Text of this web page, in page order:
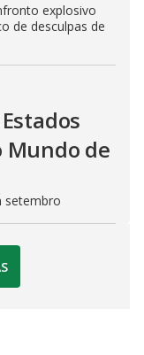
explosivo
de desculpas de
Mundo de
setembro